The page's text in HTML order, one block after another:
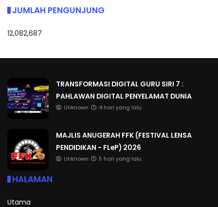
JUMLAH PENGUNJUNG
12,082,687
TRANSFORMASI DIGITAL GURU SIRI 7 :
PAHLAWAN DIGITAL PENYELAMAT DUNIA
Unknown 4 hari yang lalu
MAJLIS ANUGERAH FFK (FESTIVAL LENSA
PENDIDIKAN - FLeP) 2026
Unknown 5 hari yang lalu
HALAMAN
Utama